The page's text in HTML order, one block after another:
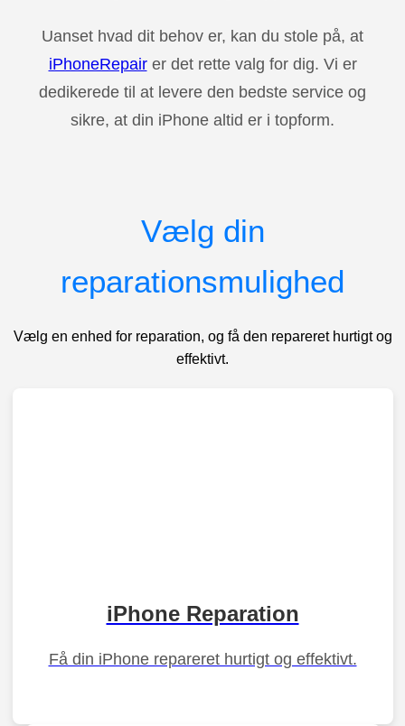
Uanset hvad dit behov er, kan du stole på, at
iPhoneRepairer det rette valg for dig. Vi er
dedikerede til at levere den bedste service og
sikre, at din iPhone altid er i topform.
Vælg din
reparationsmulighed
Vælg en enhed for reparation, og få den repareret hurtigt og
effektivt.
iPhone Reparation
Få din iPhone repareret hurtigt og effektivt.